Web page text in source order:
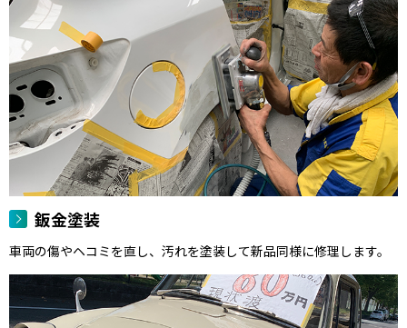
鈑金塗装
車両の傷やヘコミを直し、汚れを塗装して新品同様に修理します。